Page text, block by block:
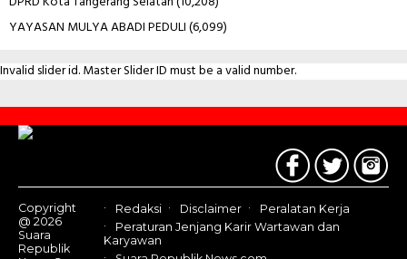
YAYASAN MULYA ABADI PEDULI(6,099)
Invalid slider id. Master Slider ID must be a valid number.
Contact
Us
Copyright
@ 2026
Suara
Republik
Redaksi Disclaimer
Peralatan Kerja
Peraturan Jenjang Karir Wartawan dan
Karyawan